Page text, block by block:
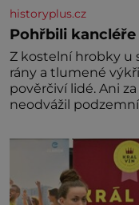
historyplus.cz
Pohřbili
Z kostelní hrobky u
rány a tlumené
pověrčiví lidé. Ani
neodvážil
divné burácení
později hrobku